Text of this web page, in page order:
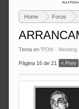
Home Foros
Tema en 'PDM -
Página 16 de 21 < Prev